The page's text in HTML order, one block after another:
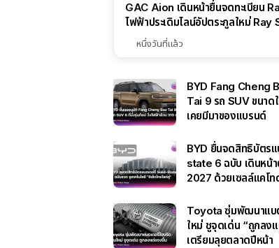
GAC Aion เดินหน้ายื่นจดทะเบียน
ไฟฟ้าประเดิมไลน์อัปตระกูลใหม่ Ray
หนึ่งวันที่แล้ว
BYD Fang Cheng
Tai 9 รถ SUV ขนาด
เคยมีมาของแบรนด์
BYD ยื่นจดสิทธิบัตร
state 6 ฉบับ เดินหน้
2027 ด้วยเซลล์แคโท
Toyota ซุ่มพัฒนาแบ
ใหม่ ชูจุดเด่น “ถูกลง
เตรียมลุยตลาดปีหน้า